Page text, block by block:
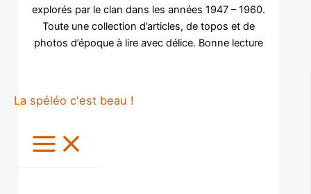
La spéléo c'est beau !
explorés par le clan dans les années 1947 – 1960.
Toute une collection d’articles, de topos et de
photos d’époque à lire avec délice. Bonne lecture